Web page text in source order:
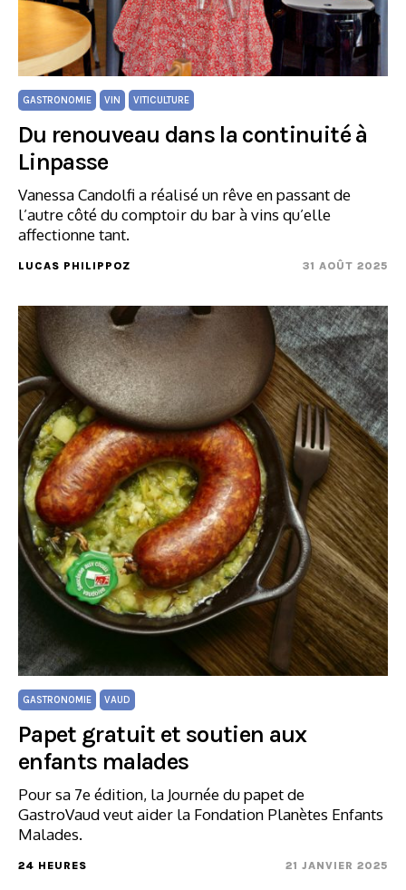
GASTRONOMIE VIN VITICULTURE
Du renouveau dans la continuité à
Linpasse
Vanessa Candolfi a réalisé un rêve en passant de
l’autre côté du comptoir du bar à vins qu’elle
affectionne tant.
LUCAS PHILIPPOZ 31 AOÛT 2025
GASTRONOMIE VAUD
Papet gratuit et soutien aux
enfants malades
Pour sa 7e édition, la Journée du papet de
GastroVaud veut aider la Fondation Planètes Enfants
Malades.
24 HEURES 21 JANVIER 2025